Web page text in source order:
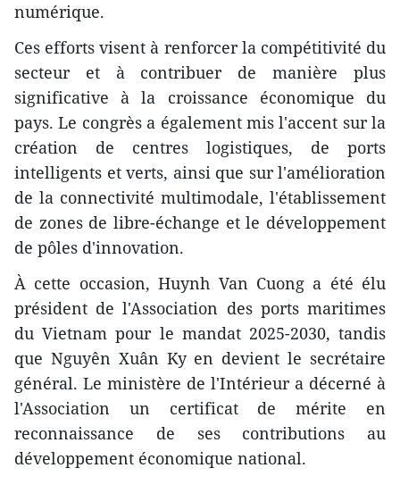
numérique.
Ces efforts visent à renforcer la compétitivité du
secteur et à contribuer de manière plus
significative à la croissance économique du
pays. Le congrès a également mis l'accent sur la
création de centres logistiques, de ports
intelligents et verts, ainsi que sur l'amélioration
de la connectivité multimodale, l'établissement
de zones de libre-échange et le développement
de pôles d'innovation.
À cette occasion, Huynh Van Cuong a été élu
président de l'Association des ports maritimes
du Vietnam pour le mandat 2025-2030, tandis
que Nguyên Xuân Ky en devient le secrétaire
général. Le ministère de l'Intérieur a décerné à
l'Association un certificat de mérite en
reconnaissance de ses contributions au
développement économique national.